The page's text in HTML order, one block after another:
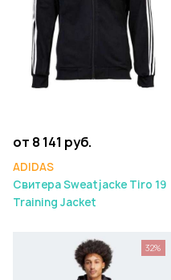
от 8 141 руб.
ADIDAS
Свитера Sweatjacke Tiro 19
Training Jacket
32%